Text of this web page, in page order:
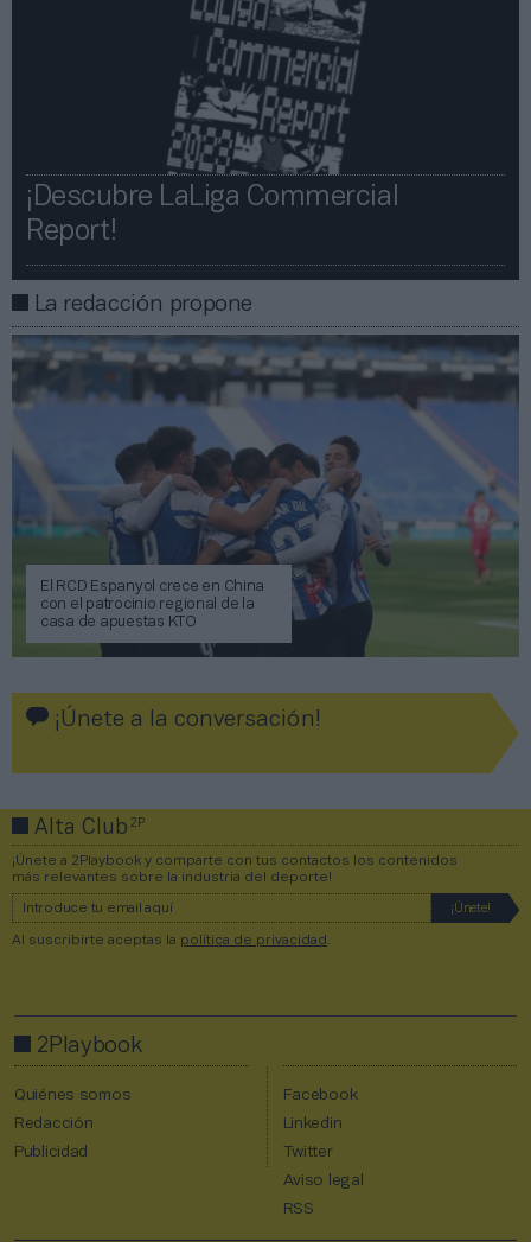
¡Descubre LaLiga Commercial
Report!​​
La redacción propone
El RCD Espanyol crece en China
con el patrocinio regional de la
casa de apuestas KTO
¡Únete a la conversación!
Alta Club2P
¡Únete a 2Playbook y comparte con tus contactos los contenidos
más relevantes sobre la industria del deporte!
Al suscribirte aceptas la política de privacidad .
2Playbook
Quiénes somos
Redacción
Publicidad
Facebook
Linkedin
Twitter
Aviso legal
RSS